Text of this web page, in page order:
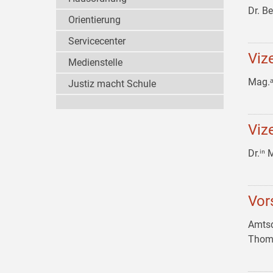
Dr.
Dr.ⁱⁿ
Orientierung
Servicecenter
Medienstelle
Justiz macht Schule